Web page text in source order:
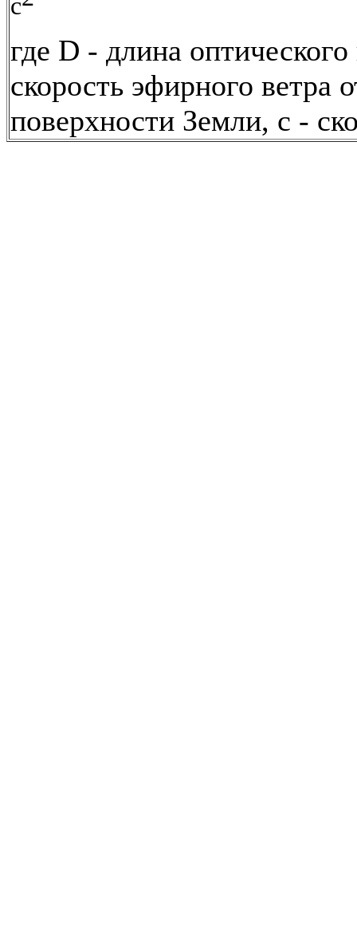
где D - длина
скорость эфирного ветра
поверхности Земли, с -